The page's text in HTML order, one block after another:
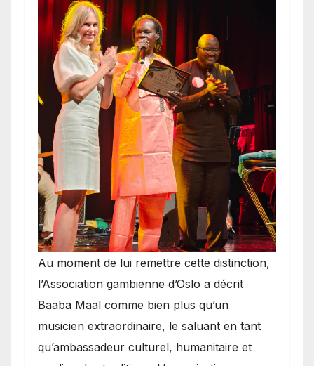
​Au moment de lui remettre cette distinction,
l’Association gambienne d’Oslo a décrit
Baaba Maal comme bien plus qu’un
musicien extraordinaire, le saluant en tant
qu’ambassadeur culturel, humanitaire et